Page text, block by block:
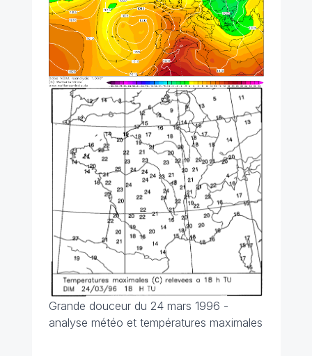
Grande douceur du 24 mars 1996 -
analyse météo et températures maximales